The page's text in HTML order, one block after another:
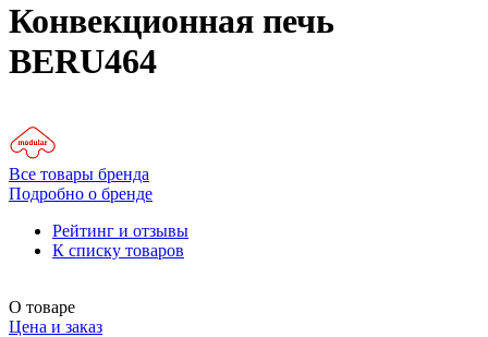
Конвекционная печь
BERU464
Все товары бренда
Подробно о бренде
Рейтинг и отзывы
К списку товаров
О товаре
Цена и заказ